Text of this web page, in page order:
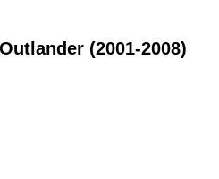
(2001-2008)